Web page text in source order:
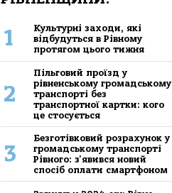
1
Культурні заходи, які
відбудуться в Рівному
протягом цього тижня
2
Пільговий проїзд у
рівненському громадському
транспорті без
транспортної картки: кого
це стосується
3
Безготівковий розрахунок у
громадському транспорті
Рівного: з'явився новий
спосіб оплати смартфоном